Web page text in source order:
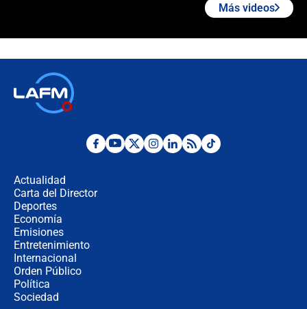
"No hubo fraude ni posibilidad de
Más videos
Actualidad
Carta del Director
Deportes
Economía
Emisiones
Entretenimiento
Internacional
Orden Público
Política
Sociedad